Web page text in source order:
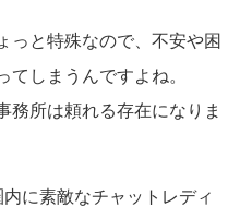
っと特殊なので、不安や困
てしまうんですよね。
務所は頼れる存在になりま
に素敵なチャットレディ